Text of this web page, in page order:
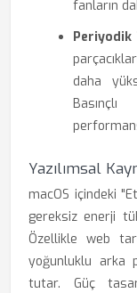
fanların
Periyodik
daha
Yazılımsal
macOS içindeki
gereksiz enerji
Özellikle web
yoğunluklu arka
tutar. Güç